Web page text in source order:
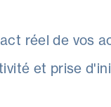
réel de vos
et prise